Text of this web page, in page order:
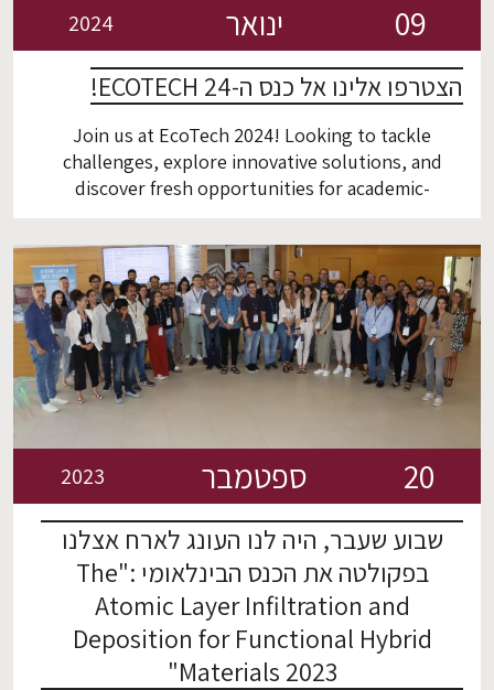
09 ינואר 2024
הצטרפו אלינו אל כנס ה-ECOTECH 24!
Join us at EcoTech 2024! Looking to tackle
challenges, explore innovative solutions, and
discover fresh opportunities for academic-
announce the upcoming international conference,
EcoTech 2024, where we'll delve deep into the
world of university-industry collaboration.
https://www.technion-ecotech2024.org/ What can
you expect? Defining challenges effectively
Reviewing cutting-edge solutions Exploring new
pathways for academic-business […]
20 ספטמבר 2023
שבוע שעבר, היה לנו העונג לארח אצלנו
בפקולטה את הכנס הבינלאומי :"The
Atomic Layer Infiltration and
Deposition for Functional Hybrid
Materials 2023"